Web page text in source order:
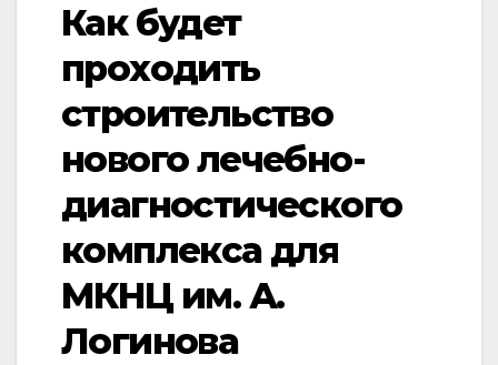
Как будет
проходить
строительство
нового лечебно-
диагностического
комплекса для
МКНЦ им. А.
Логинова